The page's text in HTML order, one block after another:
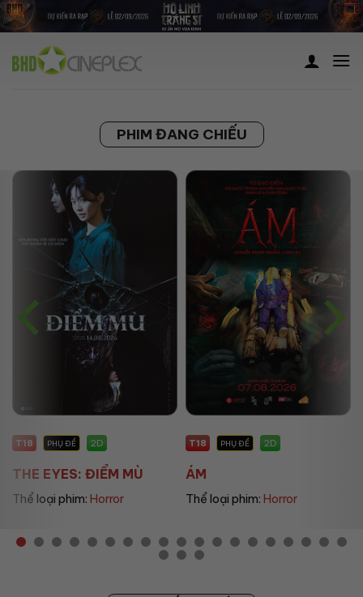
Skip
to
content
PHIM ĐANG CHIẾU
T18 PHỤ ĐỀ 2D
ÁM
Thể loại phim:Horror
P PHỤ ĐỀ 2D
UMAMUSUME: PRETT...
Thể loại phim:Animation